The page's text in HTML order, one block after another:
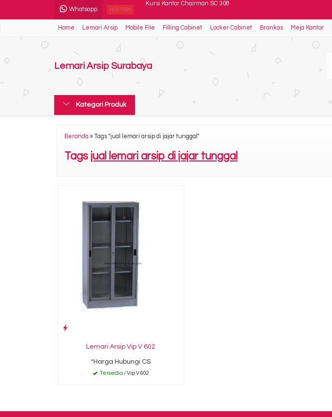
Whatsapp HOT ITEM
Kursi Kantor Polaris B 40
Locker VIP V 404
Rak TV Orbitrend Type Miami
Spring Bed Central Silver Sabrina
Home Lemari Arsip Mobile File Filling Cabinet Locker Cabinet Brankas Meja Kantor
Lemari Arsip Surabaya
Kategori Produk
Beranda » Tags "jual lemari arsip di jajar tunggal"
Tags jual lemari arsip di jajar tunggal
Lemari Arsip Vip V 602
*Harga Hubungi CS
Tersedia / Vip V 602